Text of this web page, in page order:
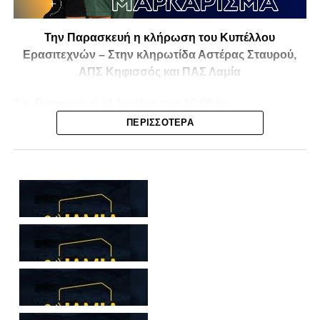
Την Παρασκευή η κλήρωση του Κυπέλλου
Ερασιτεχνών – Στην κληρωτίδα Αστέρας Σταυρού,
ΑΠΣ Κηφισσός και ΠΑΣ Λαμία
πραγματοποιηθεί στο ξενοδοχείοAthens Marriott
κλήρωση της1ης και 2ης φάσης του Κυπέλλου
διοργάνωσης.
Στην κληρωτίδα θα βρίσκονται ο
ΑΠΣ Κηφισσόςκαι ο
τοποθετηθεί στο9ο γκρουπ
Βοιωτία, την Εύβοια, τη Φωκίδα και την Ευρυτανία.
ΠΕΡΙΣΣΌΤΕΡΑ